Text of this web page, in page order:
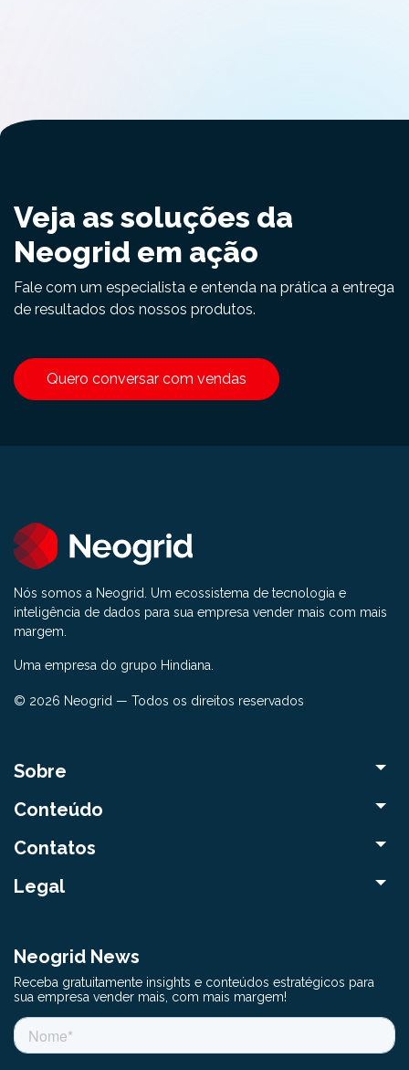
Veja as soluções da
Neogrid em ação
Fale com um especialista e entenda na prática a entrega
de resultados dos nossos produtos.
Quero conversar com vendas
Nós somos a Neogrid. Um ecossistema de tecnologia e
inteligência de dados para sua empresa vender mais com mais
margem.
Uma empresa do grupo Hindiana.
© 2026 Neogrid — Todos os direitos reservados
Sobre
Conteúdo
Contatos
Legal
Neogrid News